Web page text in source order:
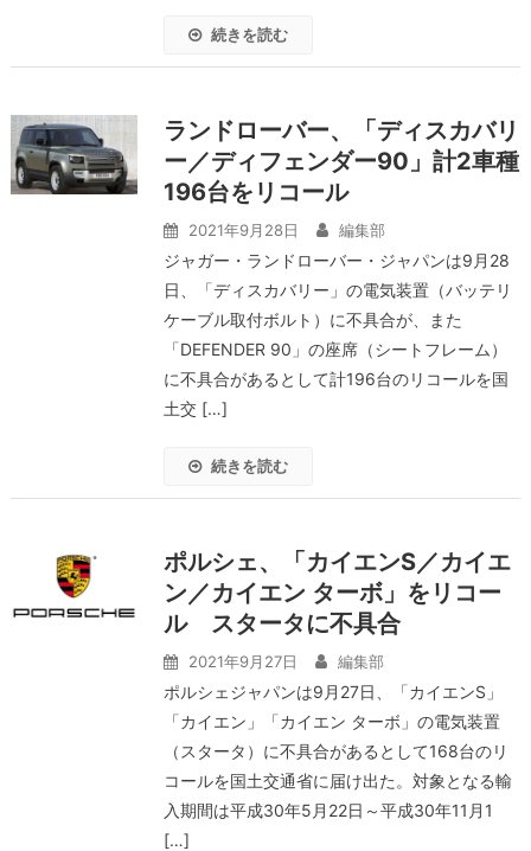
続きを読む
ランドローバー、「ディスカバリ
ー／ディフェンダー90」計2車種
196台をリコール
2021年9月28日 編集部
ジャガー・ランドローバー・ジャパンは9月28
日、「ディスカバリー」の電気装置（バッテリ
ケーブル取付ボルト）に不具合が、また
「DEFENDER 90」の座席（シートフレーム）
に不具合があるとして計196台のリコールを国
土交 […]
続きを読む
ポルシェ、「カイエンS／カイエ
ン／カイエン ターボ」をリコー
ル スタータに不具合
2021年9月27日 編集部
ポルシェジャパンは9月27日、「カイエンS」
「カイエン」「カイエン ターボ」の電気装置
（スタータ）に不具合があるとして168台のリ
コールを国土交通省に届け出た。対象となる輸
入期間は平成30年5月22日～平成30年11月1
[…]